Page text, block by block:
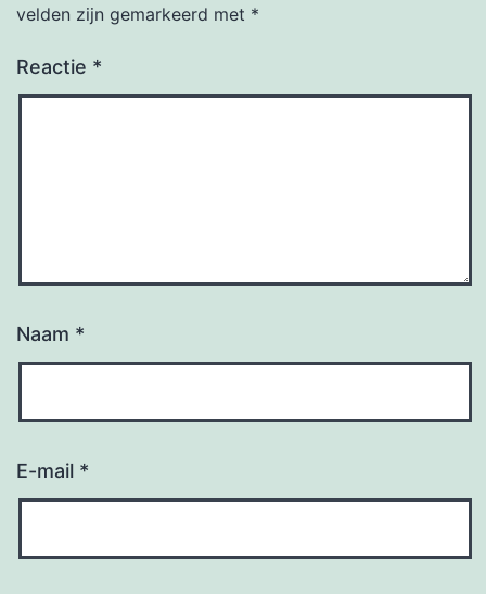
velden zijn gemarkeerd met *
Reactie *
Naam *
E-mail *